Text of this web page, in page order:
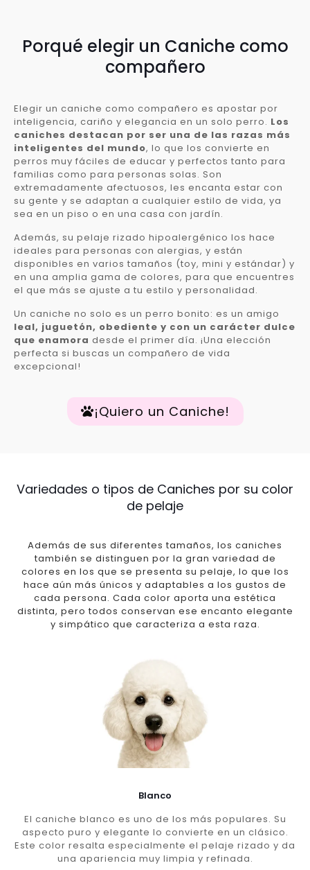
Porqué elegir un Caniche como
compañero
Elegir un caniche como compañero es apostar por
inteligencia, cariño y elegancia en un solo perro. Los
caniches destacan por ser una de las razas más
inteligentes del mundo, lo que los convierte en
perros muy fáciles de educar y perfectos tanto para
familias como para personas solas. Son
extremadamente afectuosos, les encanta estar con
su gente y se adaptan a cualquier estilo de vida, ya
sea en un piso o en una casa con jardín.
Además, su pelaje rizado hipoalergénico los hace
ideales para personas con alergias, y están
disponibles en varios tamaños (toy, mini y estándar) y
en una amplia gama de colores, para que encuentres
el que más se ajuste a tu estilo y personalidad.
Un caniche no solo es un perro bonito: es un amigo
leal, juguetón, obediente y con un carácter dulce
que enamora desde el primer día. ¡Una elección
perfecta si buscas un compañero de vida
excepcional!
¡Quiero un Caniche!
Variedades o tipos de Caniches por su color
de pelaje
Además de sus diferentes tamaños, los caniches
también se distinguen por la gran variedad de
colores en los que se presenta su pelaje, lo que los
hace aún más únicos y adaptables a los gustos de
cada persona. Cada color aporta una estética
distinta, pero todos conservan ese encanto elegante
y simpático que caracteriza a esta raza.
Blanco
El caniche blanco es uno de los más populares. Su
aspecto puro y elegante lo convierte en un clásico.
Este color resalta especialmente el pelaje rizado y da
una apariencia muy limpia y refinada.